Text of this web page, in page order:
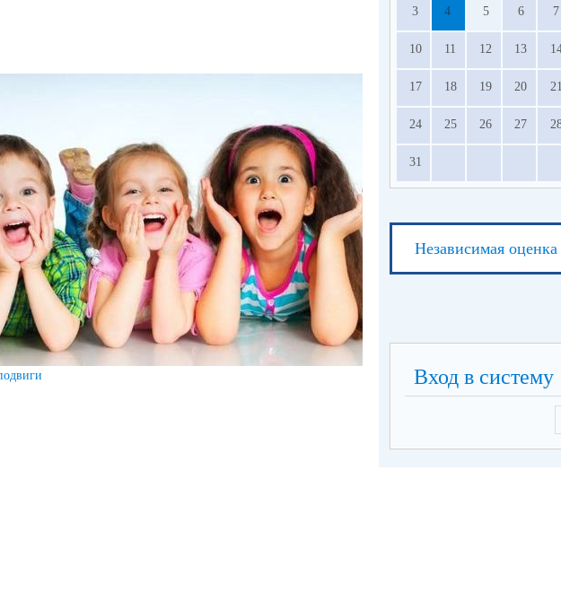
3 4 5 6 7
10 11 12 13
17 18 19 20 21
24 25 26 27
31
Независимая оценка
Вход в систему